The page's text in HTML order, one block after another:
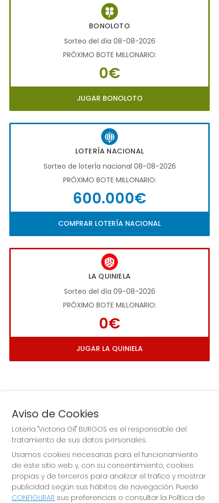
BONOLOTO
Sorteo del día 08-08-2026
PRÓXIMO BOTE MILLONARIO:
0€
JUGAR BONOLOTO
LOTERÍA NACIONAL
Sorteo de loterÍa nacional 08-08-2026
PRÓXIMO BOTE MILLONARIO:
600.000€
COMPRAR LOTERÍA NACIONAL
LA QUINIELA
Sorteo del día 09-08-2026
PRÓXIMO BOTE MILLONARIO:
0€
JUGAR LA QUINIELA
La de la Antigua de
Gamonal
Aviso de Cookies
Lotería "Victoria Gil" BURGOS es el responsable del
tratamiento de sus datos personales.
Usamos cookies necesarias para el funcionamiento
de este sitio web y, con su consentimiento, cookies
propias y de terceros para analizar el tráfico y mostrar
publicidad según sus hábitos de navegación. Puede
CONFIGURAR sus preferencias o consultar la Política de